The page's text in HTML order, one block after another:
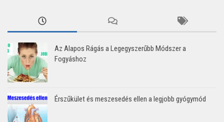
Az Alapos Rágás a Legegyszerűbb Módszer a
Fogyáshoz
Érszűkület és meszesedés ellen a legjobb gyógymód